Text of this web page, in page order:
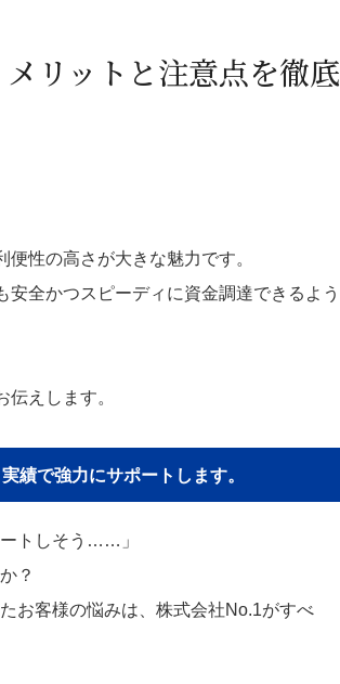
リットと注意点を徹底
性の高さが大きな魅力です。
全かつスピーディに資金調達できるよう
えします。
績で強力にサポートします。
ートしそう……」
？
お客様の悩みは、株式会社No.1がすべ